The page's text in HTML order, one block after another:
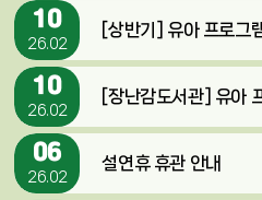
10
26.02
[상반기] 유아 프로그
10
26.02
[장난감도서관] 유아
06
26.02
설연휴 휴관 안내